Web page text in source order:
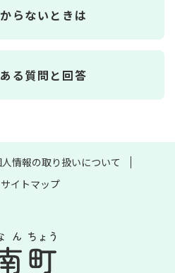
らないときは
る質問と回答
情報の取り扱いについて
サイトマップ